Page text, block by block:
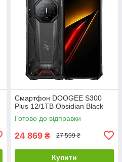
Смартфон DOOGEE S300
Plus 12/1TB Obsidian Black
Готово до відправки
24 869 ₴ 27 599 ₴
Купити